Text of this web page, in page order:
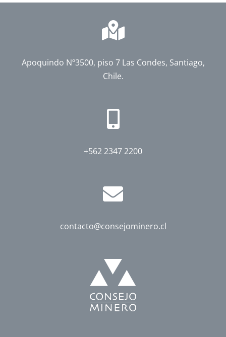
Apoquindo Nº3500, piso 7 Las Condes, Santiago,
Chile.
+562 2347 2200
contacto@consejominero.cl